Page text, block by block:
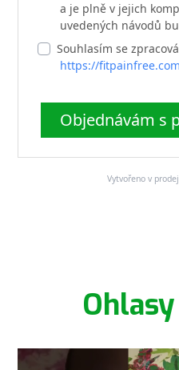
a je plně v jejich
uvedených návodů
Souhlasím se
https://
Objednávám s
Vytvořeno v
Video